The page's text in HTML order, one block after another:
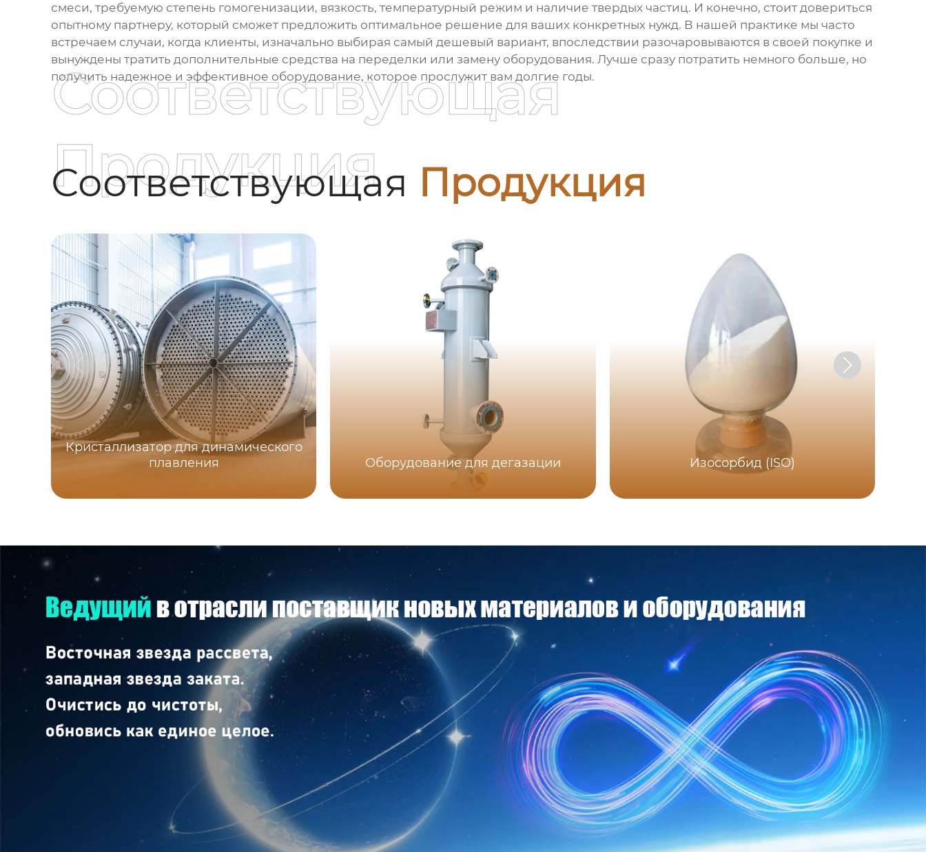
смеси, требуемую степень гомогенизации, вязкость, температурный режим и наличие твердых частиц. И конечно, стоит довериться
опытному партнеру, который сможет предложить оптимальное решение для ваших конкретных нужд. В нашей практике мы часто
встречаем случаи, когда клиенты, изначально выбирая самый дешевый вариант, впоследствии разочаровываются в своей покупке и
вынуждены тратить дополнительные средства на переделки или замену оборудования. Лучше сразу потратить немного больше, но
получить надежное и эффективное оборудование, которое прослужит вам долгие годы.
Соответствующая Продукция
Соответствующая
Продукция
Кристаллизатор для динамического
плавления
Оборудование для дегазации Изосорбид (ISO)